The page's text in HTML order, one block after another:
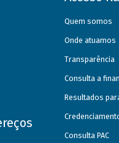
Quem somos
Onde atuamos
Transparência
Consulta a
Resultados
Consulta PAC